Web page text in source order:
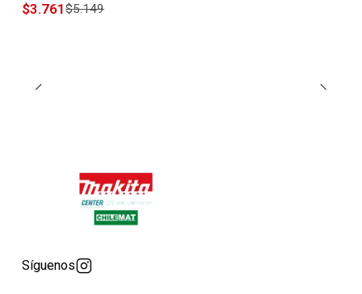
$3.761$5.149
Síguenos